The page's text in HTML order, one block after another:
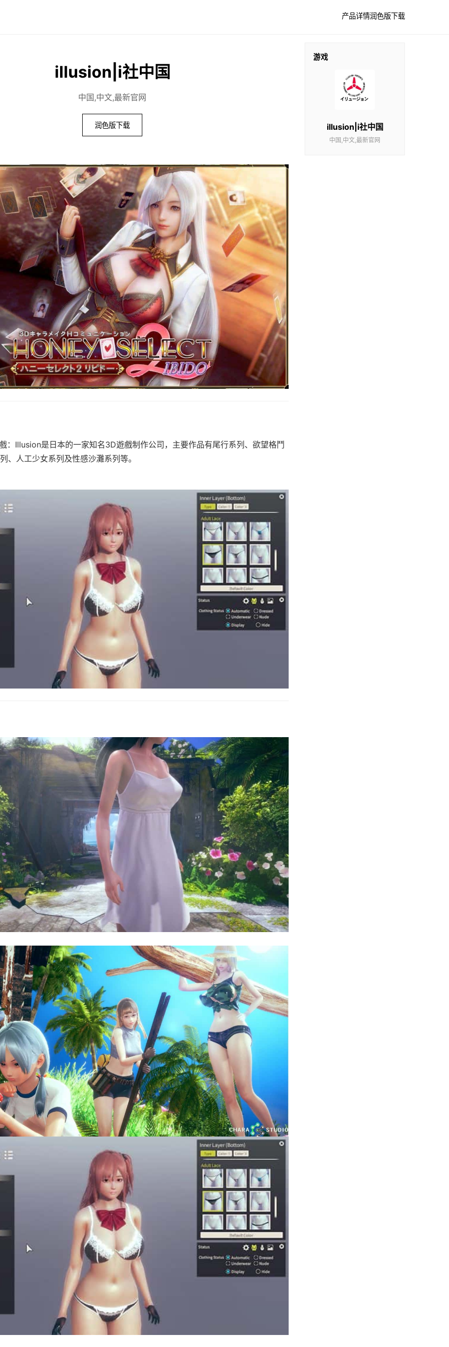
产品详情润色版下载
illusion|i社中国
中国,中文,最新官网
润色版下载
：Illusion是日本的一家知名3D遊戲制作公司，主要作品有尾行系列、欲望格鬥
、人工少女系列及性感沙灘系列等。
游戏
illusion|i社中国
中国,中文,最新官网